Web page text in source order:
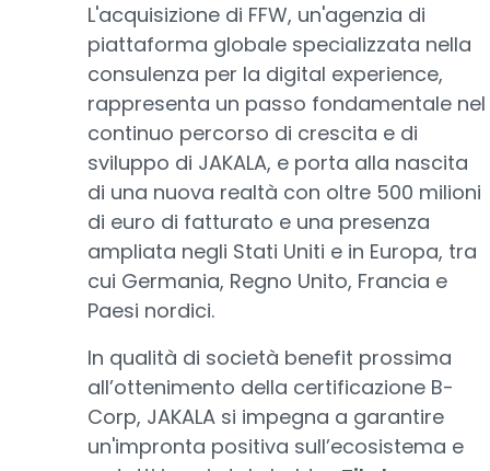
L'acquisizione di FFW, un'agenzia di
piattaforma globale specializzata nella
consulenza per la digital experience,
rappresenta un passo fondamentale nel
continuo percorso di crescita e di
sviluppo di JAKALA, e porta alla nascita
di una nuova realtà con oltre 500 milioni
di euro di fatturato e una presenza
ampliata negli Stati Uniti e in Europa, tra
cui Germania, Regno Unito, Francia e
Paesi nordici.
In qualità di società benefit prossima
all’ottenimento della certificazione B-
Corp, JAKALA si impegna a garantire
un'impronta positiva sull’ecosistema e